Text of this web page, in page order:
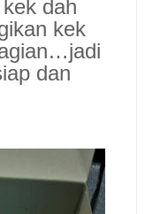
dah
kek
dan